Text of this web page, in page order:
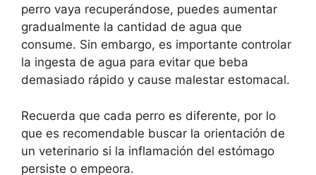
perro vaya recuperándose, puedes aumentar
gradualmente la cantidad de agua que
consume. Sin embargo, es importante controlar
la ingesta de agua para evitar que beba
demasiado rápido y cause malestar estomacal.
Recuerda que cada perro es diferente, por lo
que es recomendable buscar la orientación de
un veterinario si la inflamación del estómago
persiste o empeora.